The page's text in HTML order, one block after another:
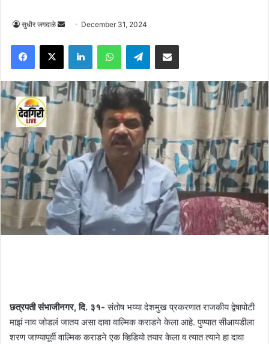
सुधीर जगदाळे
Send
email
December 31, 2024
Facebook
X LinkedInWhatsAppTelegramShare via Email
छत्रपती संभाजीनगर, दि. ३१-संतोष भय्या देशमुख प्रकरणात राजकीय द्वेषापोटी
माझं नाव जोडलं जातय असा दावा वाल्मिक कराडने केला आहे. पुण्यात सीआयडीला
शरण जाण्यापूर्वी वाल्मिक कराडने एक व्हिडियो तयार केला व त्यात त्याने हा दावा